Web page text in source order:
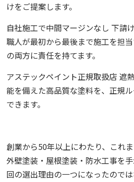
けをご提案します。
自社施工で中間マージンなし 下請
職人が最初から最後まで施工を担
の両方に責任を持てます。
アステックペイント正規取扱店 遮
能を備えた高品質な塗料を、正規
できます。
創業から50年以上にわたり、これ
外壁塗装・屋根塗装・防水工事を
回の選出理由の一つになったので